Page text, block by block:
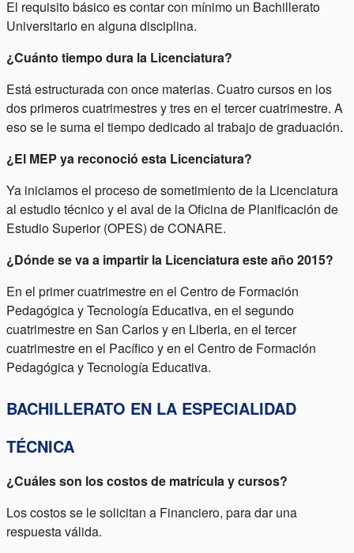
El requisito básico es contar con mínimo un Bachillerato
Universitario en alguna disciplina.
¿Cuánto tiempo dura la Licenciatura?
Está estructurada con once materias. Cuatro cursos en los
dos primeros cuatrimestres y tres en el tercer cuatrimestre. A
eso se le suma el tiempo dedicado al trabajo de graduación.
¿El MEP ya reconoció esta Licenciatura?
Ya iniciamos el proceso de sometimiento de la Licenciatura
al estudio técnico y el aval de la Oficina de Planificación de
Estudio Superior (OPES) de CONARE.
¿Dónde se va a impartir la Licenciatura este año 2015?
En el primer cuatrimestre en el Centro de Formación
Pedagógica y Tecnología Educativa, en el segundo
cuatrimestre en San Carlos y en Liberia, en el tercer
cuatrimestre en el Pacífico y en el Centro de Formación
Pedagógica y Tecnología Educativa.
BACHILLERATO EN LA ESPECIALIDAD
TÉCNICA
¿Cuáles son los costos de matrícula y cursos?
Los costos se le solicitan a Financiero, para dar una
respuesta válida.